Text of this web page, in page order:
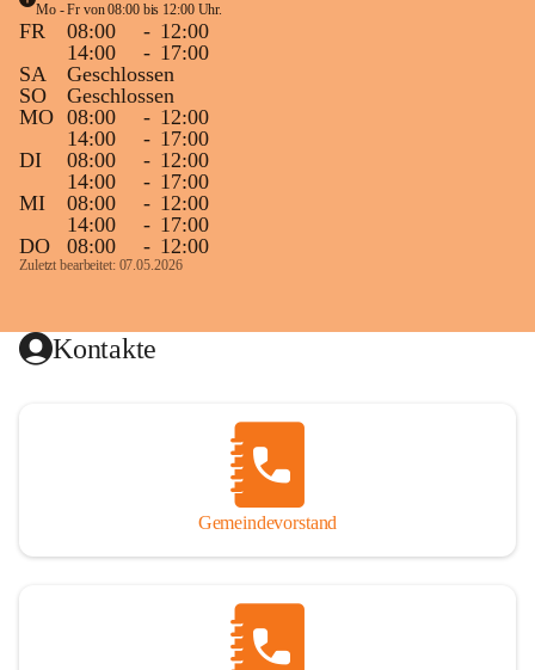
Mo - Fr von 08:00 bis 12:00 Uhr.
FR 08:00 - 12:00
14:00
- 17:00
SA
Geschlossen
SO
Geschlossen
MO 08:00 - 12:00
14:00
- 17:00
DI
08:00 - 12:00
14:00
- 17:00
MI
08:00 - 12:00
14:00
- 17:00
DO
08:00 - 12:00
Zuletzt bearbeitet: 07.05.2026
Kontakte
Gemeindevorstand